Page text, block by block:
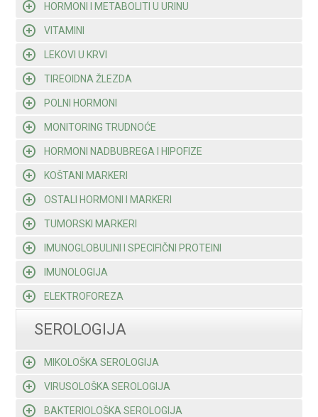
HORMONI I METABOLITI U URINU
VITAMINI
LEKOVI U KRVI
TIREOIDNA ŽLEZDA
POLNI HORMONI
MONITORING TRUDNOĆE
HORMONI NADBUBREGA I HIPOFIZE
KOŠTANI MARKERI
OSTALI HORMONI I MARKERI
TUMORSKI MARKERI
IMUNOGLOBULINI I SPECIFIČNI PROTEINI
IMUNOLOGIJA
ELEKTROFOREZA
SEROLOGIJA
MIKOLOŠKA SEROLOGIJA
VIRUSOLOŠKA SEROLOGIJA
BAKTERIOLOŠKA SEROLOGIJA